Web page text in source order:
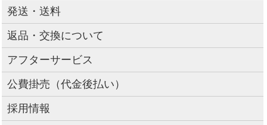
発送・送料
返品・交換について
アフターサービス
公費掛売（代金後払い）
採用情報